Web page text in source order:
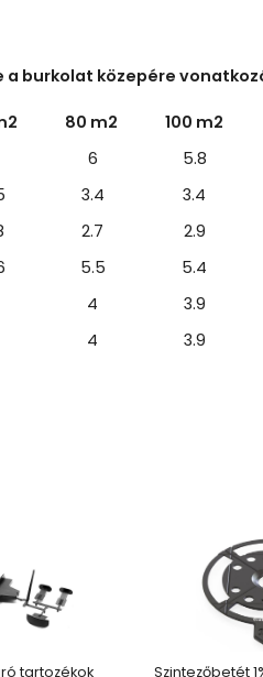
burkolat közepére
80 m2 100 m2
6 5.8
3.4 3.4
2.7 2.9
5.5 5.4
4 3.9
4 3.9
tartozékok
Szintezőbetét